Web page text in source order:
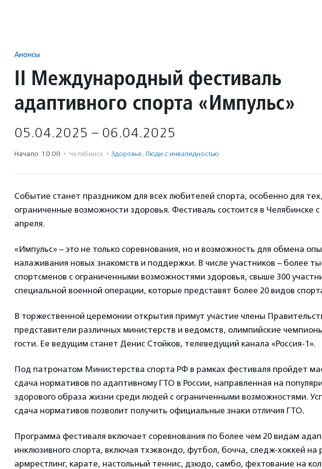
Анонсы
II Международный фестиваль
адаптивного спорта «Импульс»
05.04.2025 – 06.04.2025
Начало: 10:00 · Челябинск · Здоровье, Люди с инвалидностью
Событие станет праздником для всех любителей спорта, особенно для
ограниченные возможности здоровья. Фестиваль состоится в Челябинске с
апреля.
«Импульс» – это не только соревнования, но и возможность для обмена
налаживания новых знакомств и поддержки. В числе участников – более
спортсменов с ограниченными возможностями здоровья, свыше 300
специальной военной операции, которые представят более 20 видов
В торжественной церемонии открытия примут участие члены
представители различных министерств и ведомств, олимпийские
гости. Ее ведущим станет Денис Стойков, телеведущий канала «Россия-1».
Под патронатом Министерства спорта РФ в рамках фестиваля пройдет
сдача нормативов по адаптивному ГТО в России, направленная на
здорового образа жизни среди людей с ограниченными возможностями.
сдача нормативов позволит получить официальные знаки отличия ГТО.
Программа фестиваля включает соревнования по более чем 20 видам
инклюзивного спорта, включая тхэквондо, футбол, бочча, следж-хоккей на
армрестлинг, карате, настольный теннис, дзюдо, самбо, фехтование на